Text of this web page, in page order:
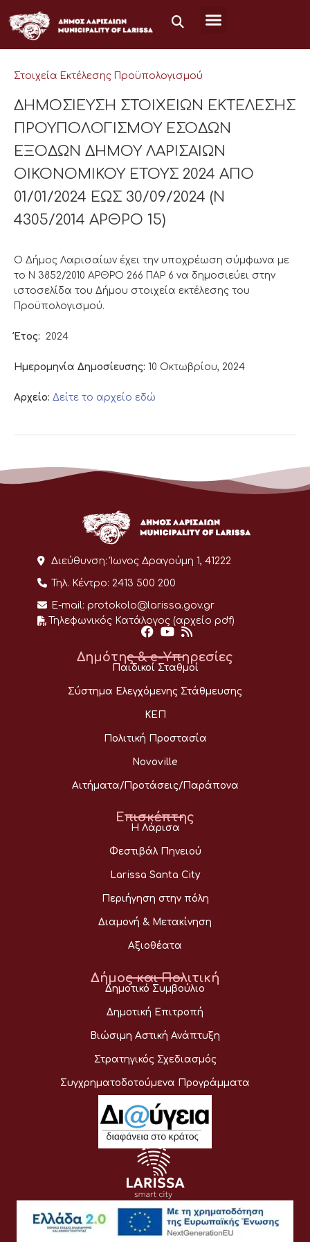
στο
περιεχόμενο
Στοιχεία Εκτέλεσης Προϋπολογισμού
ΔΗΜΟΣΙΕΥΣΗ ΣΤΟΙΧΕΙΩΝ ΕΚΤΕΛΕΣΗΣ
ΠΡΟΥΠΟΛΟΓΙΣΜΟΥ ΕΣΟΔΩΝ
ΕΞΟΔΩΝ ΔΗΜΟΥ ΛΑΡΙΣΑΙΩΝ
ΟΙΚΟΝΟΜΙΚΟΥ ΕΤΟΥΣ 2024 ΑΠΟ
01/01/2024 ΕΩΣ 30/09/2024 (Ν
4305/2014 ΑΡΘΡΟ 15)
Ο Δήμος Λαρισαίων έχει την υποχρέωση σύμφωνα με
το Ν 3852/2010 ΑΡΘΡΟ 266 ΠΑΡ 6 να δημοσιεύει στην
ιστοσελίδα του Δήμου στοιχεία εκτέλεσης του
Προϋπολογισμού.
Έτος: 2024
Ημερομηνία Δημοσίευσης: 10 Οκτωβρίου, 2024
Αρχείο: Δείτε το αρχείο εδώ
Διεύθυνση: Ίωνος Δραγούμη 1, 41222
Τηλ. Κέντρο: 2413 500 200
E-mail: protokolo@larissa.gov.gr
Τηλεφωνικός Κατάλογος (αρχείο pdf)
Δημότης & e-Υπηρεσίες
Παιδικοί Σταθμοί
Σύστημα Ελεγχόμενης Στάθμευσης
ΚΕΠ
Πολιτική Προστασία
Novoville
Αιτήματα/Προτάσεις/Παράπονα
Επισκέπτης
Η Λάρισα
Φεστιβάλ Πηνειού
Larissa Santa City
Περιήγηση στην πόλη
Διαμονή & Μετακίνηση
Αξιοθέατα
Δήμος και Πολιτική
Δημοτικό Συμβούλιο
Δημοτική Επιτροπή
Βιώσιμη Αστική Ανάπτυξη
Στρατηγικός Σχεδιασμός
Συγχρηματοδοτούμενα Προγράμματα